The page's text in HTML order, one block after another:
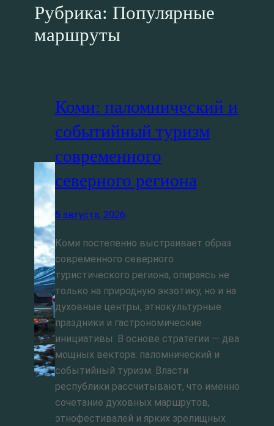
Рубрика: Популярные
маршруты
Коми: паломнический и
событийный туризм
современного
северного региона
5 августа, 2026
Коми постепенно выстраивает образ
современного северного
туристического региона, опираясь не
только на природную экзотику, но и на
духовные центры, этнокультурные
праздники и гастрономические
инициативы. В основе стратегии — два
мощных вектора: паломнический и
событийный туризм. Власти
республики рассчитывают, что именно
сочетание духовных маршрутов,
этнофестивалей и ярких зрелищных